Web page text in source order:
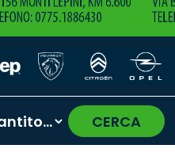
CERCA